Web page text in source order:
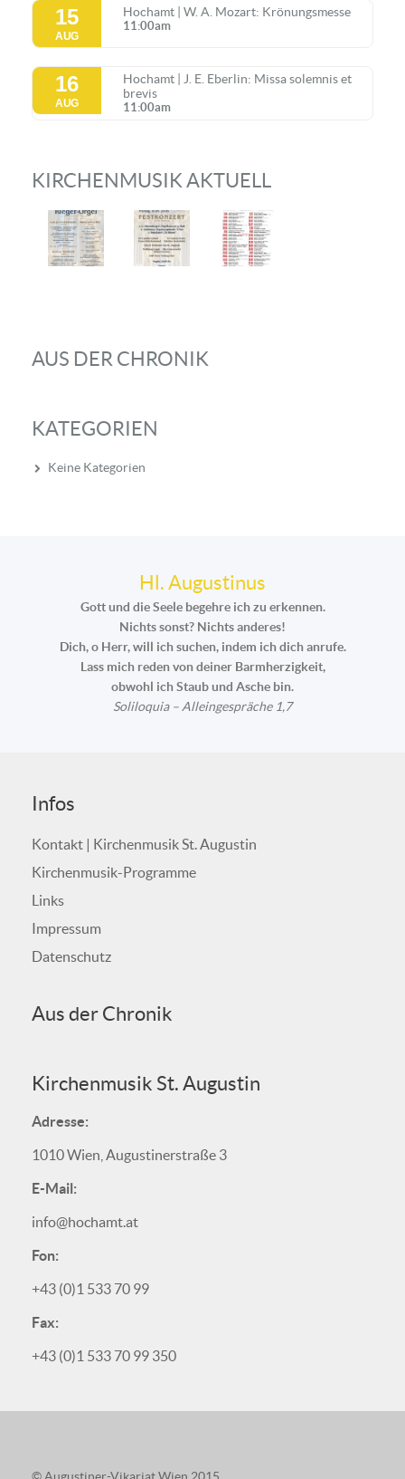
15
AUG
Hochamt | W. A. Mozart: Krönungsmesse
11:00am
16
AUG
Hochamt | J. E. Eberlin: Missa solemnis et
brevis
11:00am
KIRCHENMUSIK AKTUELL
AUS DER CHRONIK
KATEGORIEN
Keine Kategorien
Hl. Augustinus
Gott und die Seele begehre ich zu erkennen.
Nichts sonst? Nichts anderes!
Dich, o Herr, will ich suchen, indem ich dich anrufe.
Lass mich reden von deiner Barmherzigkeit,
obwohl ich Staub und Asche bin.
Soliloquia – Alleingespräche 1,7
Infos
Kontakt | Kirchenmusik St. Augustin
Kirchenmusik-Programme
Links
Impressum
Datenschutz
Aus der Chronik
Kirchenmusik St. Augustin
Adresse:
1010 Wien, Augustinerstraße 3
E-Mail:
info@hochamt.at
Fon:
+43 (0)1 533 70 99
Fax:
+43 (0)1 533 70 99 350
© Augustiner-Vikariat Wien 2015